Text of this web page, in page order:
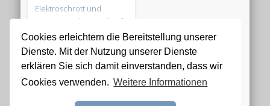
Cookies erleichtern die Bereitstellung unserer
Dienste. Mit der Nutzung unserer Dienste
erklären Sie sich damit einverstanden, dass wir
Cookies verwenden. Weitere Informationen
Elektroschrott und
Computerschrott Ankauf
in Attendorn
Altmetall und
Schrottankauf in
Hückelhoven